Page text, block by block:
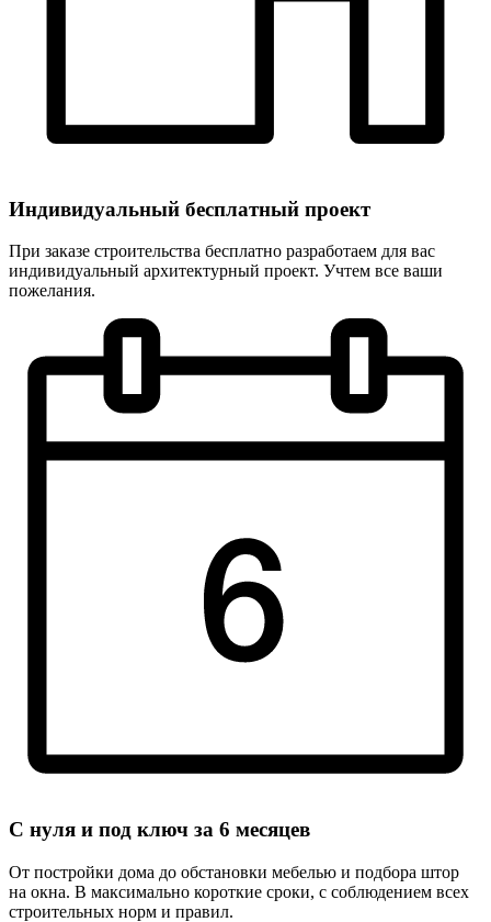
Индивидуальный бесплатный проект
При заказе строительства бесплатно разработаем для вас
индивидуальный архитектурный проект. Учтем все ваши
пожелания.
С нуля и под ключ за 6 месяцев
От постройки дома до обстановки мебелью и подбора штор
на окна. В максимально короткие сроки, с соблюдением всех
строительных норм и правил.